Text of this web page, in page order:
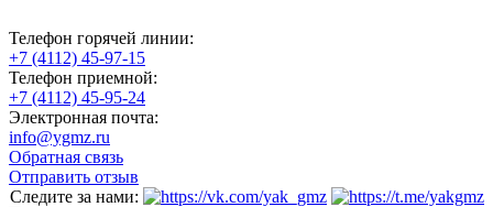
Телефон горячей линии:
+7 (4112) 45-97-15
Телефон приемной:
+7 (4112) 45-95-24
Электронная почта:
info@ygmz.ru
Обратная связь
Отправить отзыв
Следите за нами: